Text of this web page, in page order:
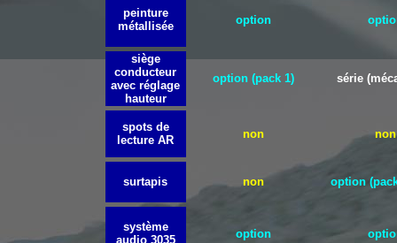
peinture
métallisée
option
siège
conducteur
avec réglage
hauteur
option (pack 1) série
spots de
lecture AR
non non
surtapis non option
système
audio 3035
option